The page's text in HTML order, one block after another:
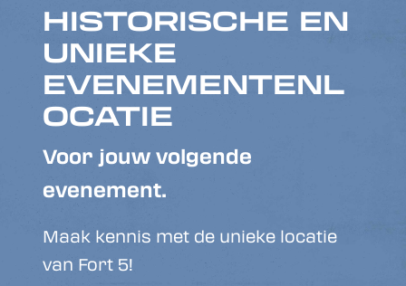
HISTORISCHE EN
UNIEKE
EVENEMENTENL
OCATIE
Voor jouw volgende
evenement.
Maak kennis met de unieke locatie
van Fort 5!